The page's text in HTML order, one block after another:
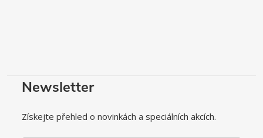
Newsletter
Získejte přehled o novinkách a speciálních akcích.